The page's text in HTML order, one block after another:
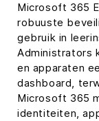
Microsoft 365
robuuste
gebruik in
Administrators
en apparaten
dashboard,
Microsoft 365
identiteiten,